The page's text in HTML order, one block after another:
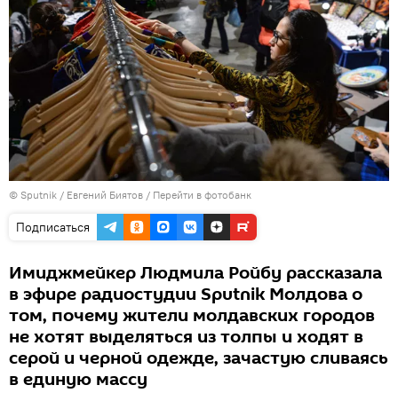
© Sputnik / Евгений Биятов / Перейти в фотобанк
Подписаться
Имиджмейкер Людмила Ройбу рассказала
в эфире радиостудии Sputnik Молдова о
том, почему жители молдавских городов
не хотят выделяться из толпы и ходят в
серой и черной одежде, зачастую сливаясь
в единую массу